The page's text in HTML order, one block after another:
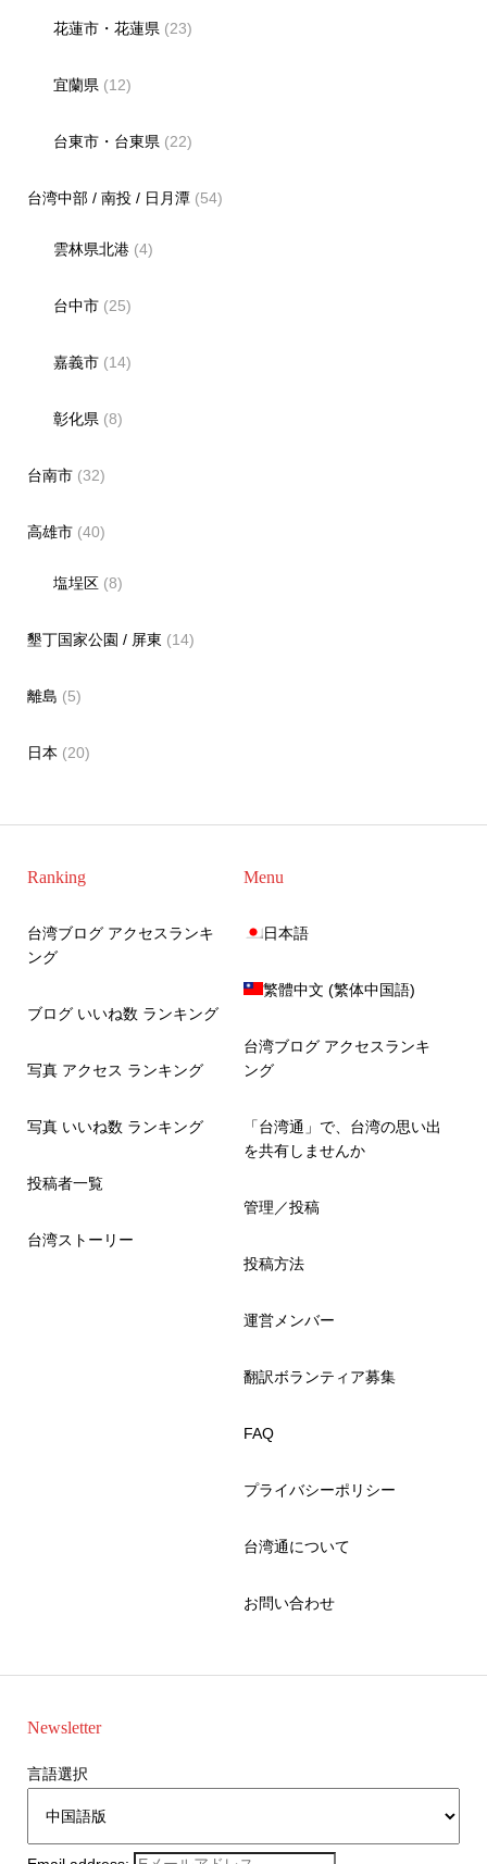
花蓮市・花蓮県 (23)
宜蘭県 (12)
台東市・台東県 (22)
台湾中部 / 南投 / 日月潭(54)
雲林県北港 (4)
台中市 (25)
嘉義市 (14)
彰化県 (8)
台南市(32)
高雄市(40)
塩埕区 (8)
墾丁国家公園 / 屏東 (14)
離島 (5)
日本 (20)
Ranking
台湾ブログ アクセスランキ
ング
ブログ いいね数 ランキング
写真 アクセス ランキング
写真 いいね数 ランキング
投稿者一覧
台湾ストーリー
Menu
日本語
繁體中文 (繁体中国語)
台湾ブログ アクセスランキ
ング
「台湾通」で、台湾の思い出
を共有しませんか
管理／投稿
投稿方法
運営メンバー
翻訳ボランティア募集
FAQ
プライバシーポリシー
台湾通について
お問い合わせ
Newsletter
言語選択